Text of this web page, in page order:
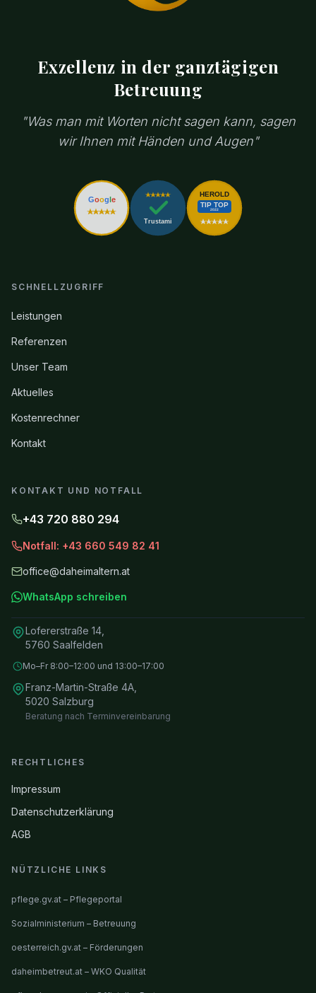
Exzellenz in der ganztägigen
Betreuung
"Was man mit Worten nicht sagen kann, sagen
wir Ihnen mit Händen und Augen"
Google
Trustami
HEROLD
TIP TOP
2022
SCHNELLZUGRIFF
Leistungen
Referenzen
Unser Team
Aktuelles
Kostenrechner
Kontakt
KONTAKT UND NOTFALL
+43 720 880 294
Notfall: +43 660 549 82 41
office@daheimaltern.at
WhatsApp schreiben
Lofererstraße 14,
5760 Saalfelden
Mo–Fr 8:00–12:00 und 13:00–17:00
Franz-Martin-Straße 4A,
5020 Salzburg
Beratung nach Terminvereinbarung
RECHTLICHES
Impressum
Datenschutzerklärung
AGB
NÜTZLICHE LINKS
pflege.gv.at – Pflegeportal
Sozialministerium – Betreuung
oesterreich.gv.at – Förderungen
daheimbetreut.at – WKO Qualität